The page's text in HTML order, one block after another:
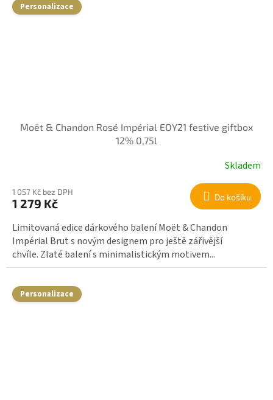
Personalizace
Moët & Chandon Rosé Impérial EOY21 festive giftbox
12% 0,75l
Skladem
1 057 Kč bez DPH
1 279 Kč Do košíku
Limitovaná edice dárkového balení Moët & Chandon
Impérial Brut s novým designem pro ještě zářivější
chvíle. Zlaté balení s minimalistickým motivem...
Personalizace